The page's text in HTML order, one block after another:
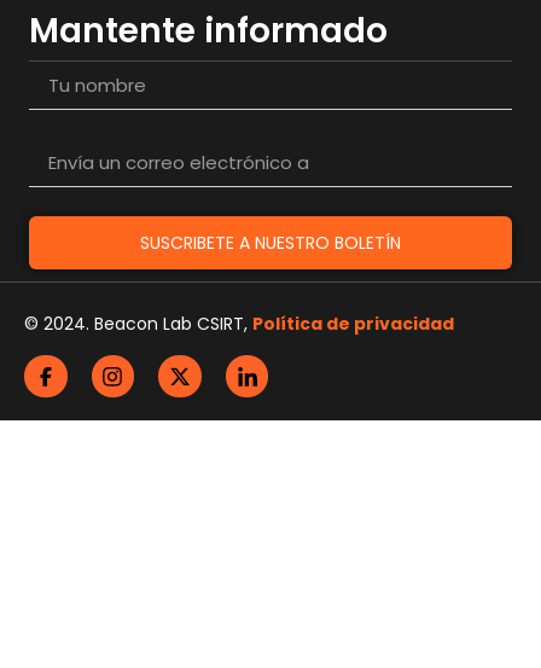
Mantente informado
SUSCRIBETE A NUESTRO BOLETÍN
© 2024. Beacon Lab CSIRT, Política de privacidad